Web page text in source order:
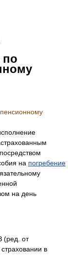
по
на погребение
на день
(ред. от
в